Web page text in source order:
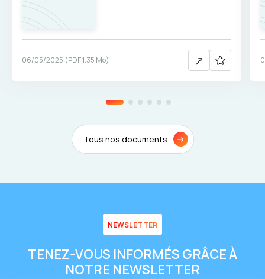
06/05/2025 (PDF1.35 Mo)
Tous nos documents
NEWSLETTER
TENEZ-VOUS INFORMÉS GRÂCE À
NOTRE NEWSLETTER